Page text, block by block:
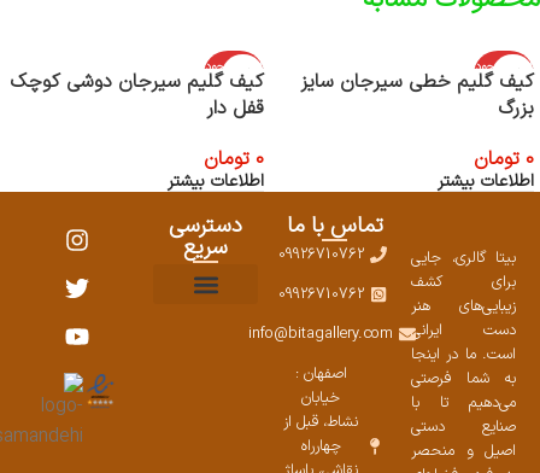
اتمام موجود
ی
کیف گلیم خطی سیرجان سایز
بزرگ
0 تومان
اطلاعات بیشتر
اتمام موجود
ی
کیف گلیم سیرجان دوشی کوچک
قفل دار
0 تومان
اطلاعات بیشتر
بیتا گالری، جایی
برای کشف
زیبایی‌های هنر
دست ایرانی
است. ما در اینجا
به شما فرصتی
می‌دهیم تا با
صنایع دستی
اصیل و منحصر
تماس با ما
09926710762
09926710762
info@bitagallery.com
اصفهان :
خیابان
نشاط، قبل از
چهارراه
دسترسی
سریع